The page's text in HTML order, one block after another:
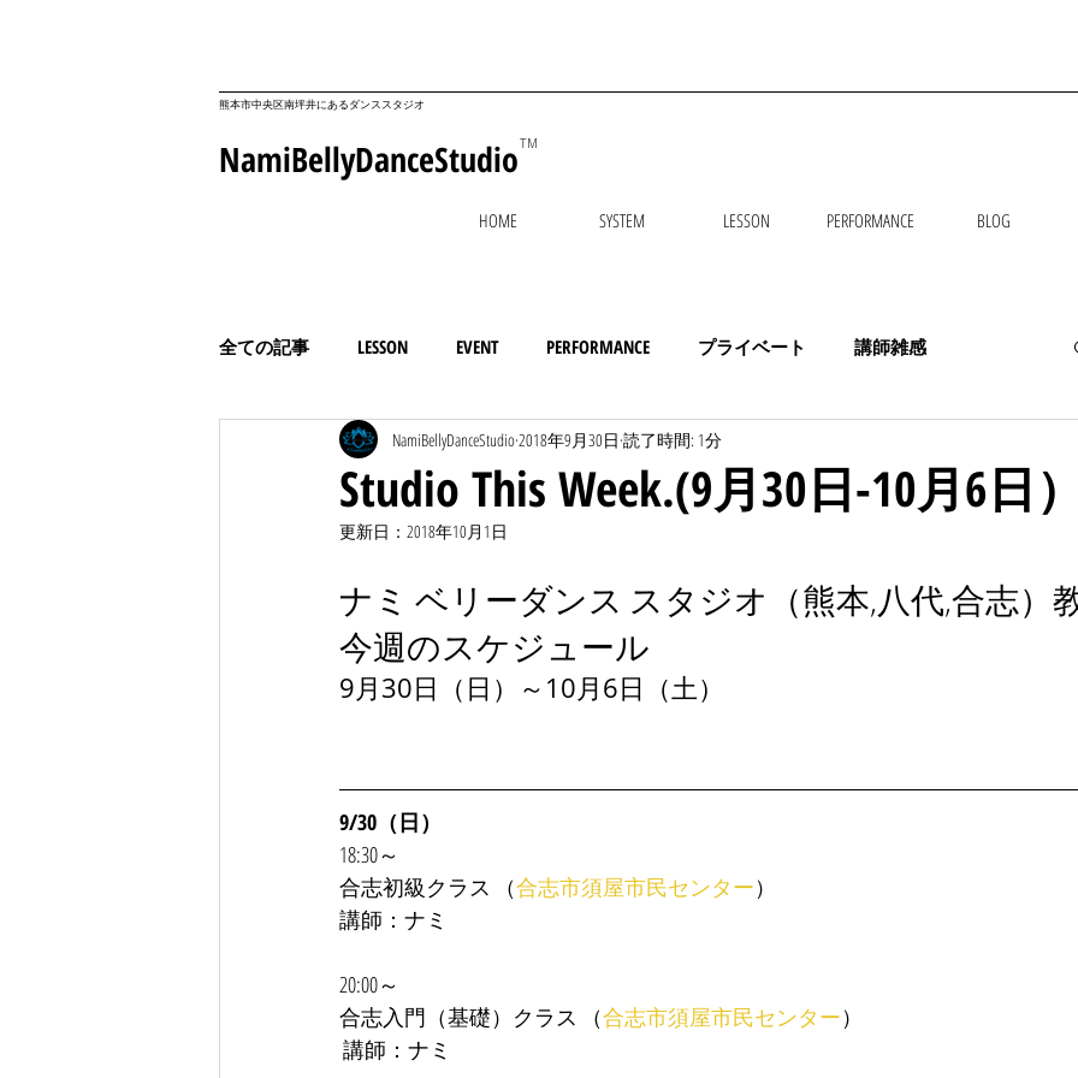
​熊本市中央区南坪井にあるダンススタジオ
NamiBellyDanceStudioTM
HOME SYSTEM LESSON PERFORMANCE BLOG
全ての記事 LESSON EVENT PERFORMANCE プライベート 講師雑感
コミュニティ ESSAY
Studio This Week.(9月30日-10月6日
NamiBellyDanceStudio2018年9月30日 読了時間: 1分
更新日： 2018年10月1日
ナミ ベリーダンス スタジオ（熊本,八代,合志）
今週のスケジュール
9月30日（日）～10月6日（土）
9/30（日）
18:30～
合志初級クラス （合志市須屋市民センター）
講師：ナミ
20:00～
合志入門（基礎）クラス （合志市須屋市民センター）
講師：ナミ